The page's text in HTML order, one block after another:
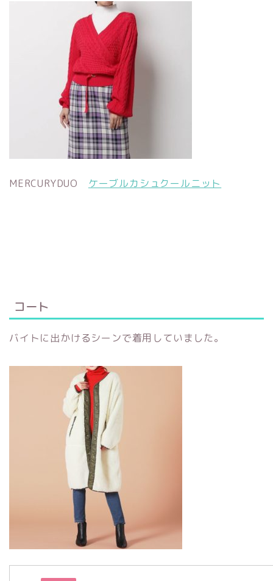
MERCURYDUO ケーブルカシュクールニット
コート
バイトに出かけるシーンで着用していました。